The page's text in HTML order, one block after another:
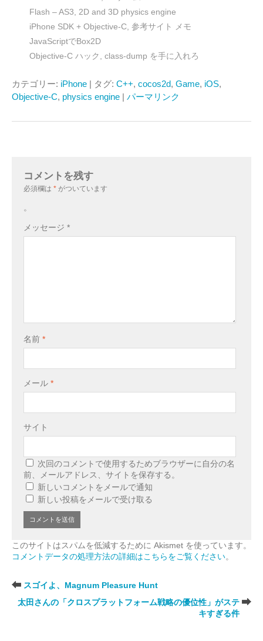
Flash – AS3, 2D and 3D physics engine
iPhone SDK + Objective-C, 参考サイト メモ
JavaScriptでBox2D
Objective-C ハック, class-dump を手に入れろ
カテゴリー: iPhone | タグ: C++, cocos2d, Game, iOS,
Objective-C, physics engine | パーマリンク
コメントを残す
必須欄は * がついています
。
メッセージ *
名前 *
メール *
サイト
次回のコメントで使用するためブラウザーに自分の名
前、メールアドレス、サイトを保存する。
新しいコメントをメールで通知
新しい投稿をメールで受け取る
このサイトはスパムを低減するために Akismet を使っています。
コメントデータの処理方法の詳細はこちらをご覧ください。
スゴイよ、Magnum Pleasure Hunt
太田さんの「クロスプラットフォーム戦略の優位性」がステ
キすぎる件